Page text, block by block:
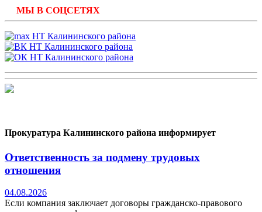
МЫ В СОЦСЕТЯХ
Прокуратура Калининского района информирует
Ответственность за подмену трудовых
отношения
04.08.2026
Если компания заключает договоры гражданско-правового